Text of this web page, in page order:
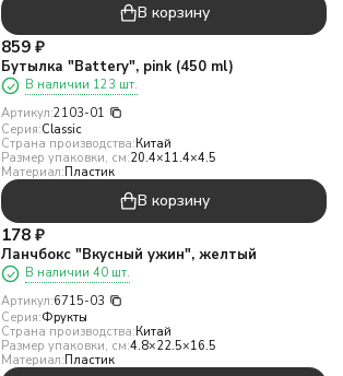
В корзину
859 ₽
Бутылка "Battery", pink (450 ml)
В наличии 123 шт.
Артикул:2103-01
Серия:Classic
Страна производства:Китай
Размер упаковки, см:20.4×11.4×4.5
Материал:Пластик
В корзину
178 ₽
Ланчбокс "Вкусный ужин", желтый
В наличии 40 шт.
Артикул:6715-03
Серия:Фрукты
Страна производства:Китай
Размер упаковки, см:4.8×22.5×16.5
Материал:Пластик